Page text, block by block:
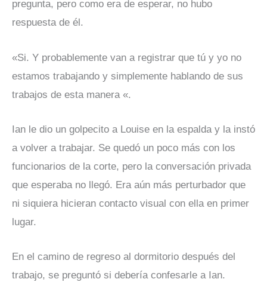
pregunta, pero como era de esperar, no hubo
respuesta de él.
«Si. Y probablemente van a registrar que tú y yo no
estamos trabajando y simplemente hablando de sus
trabajos de esta manera «.
Ian le dio un golpecito a Louise en la espalda y la instó
a volver a trabajar. Se quedó un poco más con los
funcionarios de la corte, pero la conversación privada
que esperaba no llegó. Era aún más perturbador que
ni siquiera hicieran contacto visual con ella en primer
lugar.
En el camino de regreso al dormitorio después del
trabajo, se preguntó si debería confesarle a Ian.